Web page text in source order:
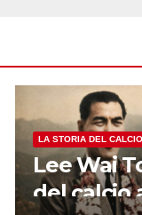
LA STORIA DEL CALCIO
Lee Wai
del calcio